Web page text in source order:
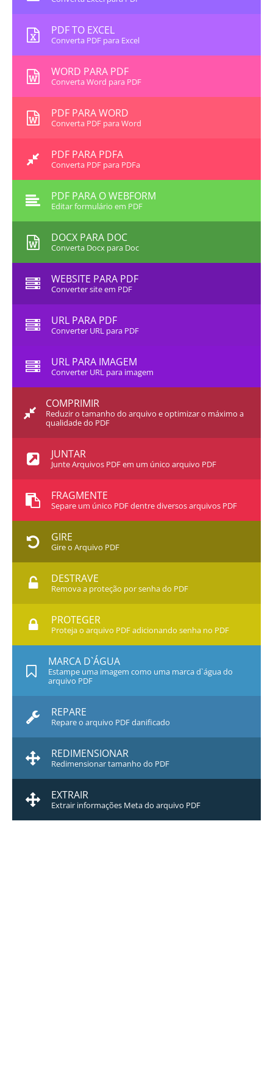
PDF TO EXCEL
Converta PDF para Excel
WORD PARA PDF
Converta Word para PDF
PDF PARA WORD
Converta PDF para Word
PDF PARA PDFA
Converta PDF para PDFa
PDF PARA O WEBFORM
Editar formulário em PDF
DOCX PARA DOC
Converta Docx para Doc
WEBSITE PARA PDF
Converter site em PDF
URL PARA PDF
Converter URL para PDF
URL PARA IMAGEM
Converter URL para imagem
COMPRIMIR
Reduzir o tamanho do arquivo e optimizar o máximo a
qualidade do PDF
JUNTAR
Junte Arquivos PDF em um único arquivo PDF
FRAGMENTE
Separe um único PDF dentre diversos arquivos PDF
GIRE
Gire o Arquivo PDF
DESTRAVE
Remova a proteção por senha do PDF
PROTEGER
Proteja o arquivo PDF adicionando senha no PDF
MARCA D`ÁGUA
Estampe uma imagem como uma marca d`água do
arquivo PDF
REPARE
Repare o arquivo PDF danificado
REDIMENSIONAR
Redimensionar tamanho do PDF
EXTRAIR
Extrair informações Meta do arquivo PDF